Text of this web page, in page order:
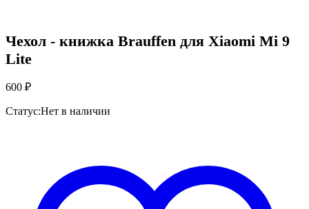
Чехол - книжка Brauffen для Xiaomi Mi 9
Lite
600 ₽
Статус:Нет в наличии